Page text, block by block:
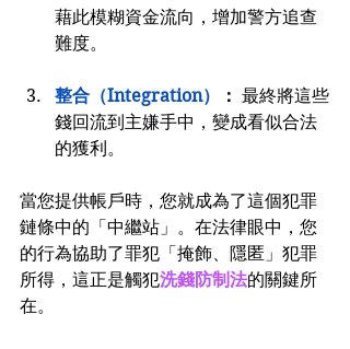
藉此模糊資金流向，增加警方追查
難度。
整合（Integration） ： 最終將這些
錢回流到主嫌手中，變成看似合法
的獲利。
當您提供帳戶時，您就成為了這個犯罪
鏈條中的「中繼站」。在法律眼中，您
的行為協助了罪犯「掩飾、隱匿」犯罪
所得，這正是觸犯洗錢防制法的關鍵所
在。